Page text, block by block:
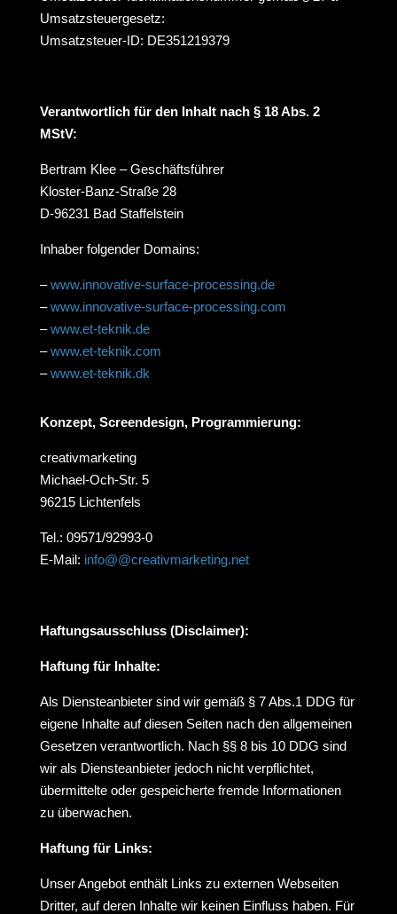
Umsatzsteuergesetz:
Umsatzsteuer-ID: DE351219379
Verantwortlich für den Inhalt nach § 18 Abs. 2
MStV:
Bertram Klee – Geschäftsführer
Kloster-Banz-Straße 28
D-96231 Bad Staffelstein
Inhaber folgender Domains:
–www.innovative-surface-processing.de
–www.innovative-surface-processing.com
–www.et-teknik.de
–www.et-teknik.com
–www.et-teknik.dk
Konzept, Screendesign, Programmierung:
creativmarketing
Michael-Och-Str. 5
96215 Lichtenfels
Tel.: 09571/92993-0
E-Mail: info@@creativmarketing.net
Haftungsausschluss (Disclaimer):
Haftung für Inhalte:
Als Diensteanbieter sind wir gemäß § 7 Abs.1 DDG für
eigene Inhalte auf diesen Seiten nach den allgemeinen
Gesetzen verantwortlich. Nach §§ 8 bis 10 DDG sind
wir als Diensteanbieter jedoch nicht verpflichtet,
übermittelte oder gespeicherte fremde Informationen
zu überwachen.
Haftung für Links:
Unser Angebot enthält Links zu externen Webseiten
Dritter, auf deren Inhalte wir keinen Einfluss haben. Für